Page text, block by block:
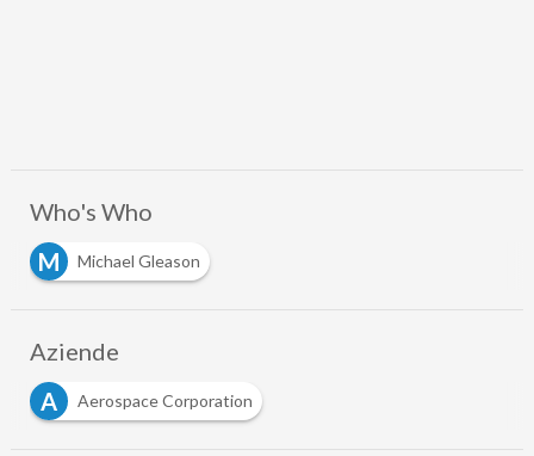
Who's Who
M
Michael Gleason
Aziende
A
Aerospace Corporation